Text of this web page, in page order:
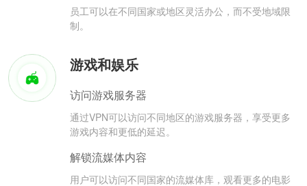
员工可以在不同国家或地区灵活办公，而不受地域限
制。
游戏和娱乐
访问游戏服务器
通过VPN可以访问不同地区的游戏服务器，享受更多
游戏内容和更低的延迟。
解锁流媒体内容
用户可以访问不同国家的流媒体库，观看更多的电影